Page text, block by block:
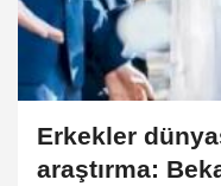
Erkekler
araştırma: